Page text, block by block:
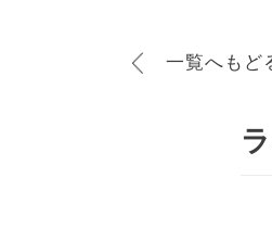
一覧へもど